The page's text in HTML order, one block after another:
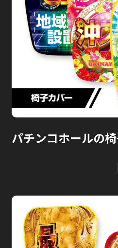
パチンコホールの